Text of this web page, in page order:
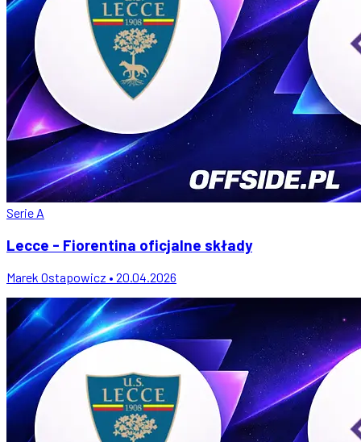
Serie A
Lecce - Fiorentina oficjalne składy
Marek Ostapowicz • 20.04.2026